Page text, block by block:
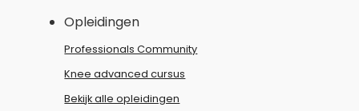
Opleidingen
Professionals Community
Knee advanced cursus
Bekijk alle opleidingen